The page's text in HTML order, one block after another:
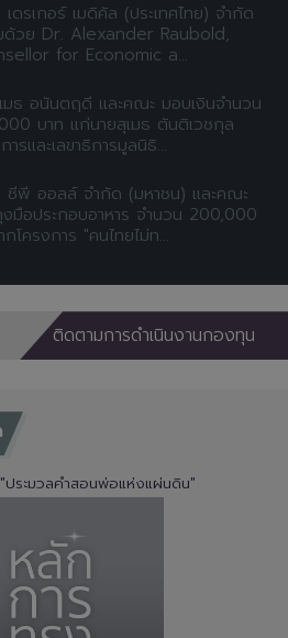
ดรเกอร์ เมดิคัล (ประเทศไทย) จำกัด
วย Dr. Alexander Raubold,
for Economic a...
มธ อนันตฤดี และคณะ มอบเงินจำนวน
บาท แก่นายสุเมธ ตันติเวชกุล
ารและเลขาธิการมูลนิธิ...
ซีพี ออลล์ จำกัด (มหาชน) และคณะ
มือประกอบอาหาร จำนวน 200,000
โครงการ "คนไทยไม่ท...
ติดตามการดำเนินงานกองทุน
ประมวลคำสอนพ่อแห่งแผ่นดิน"